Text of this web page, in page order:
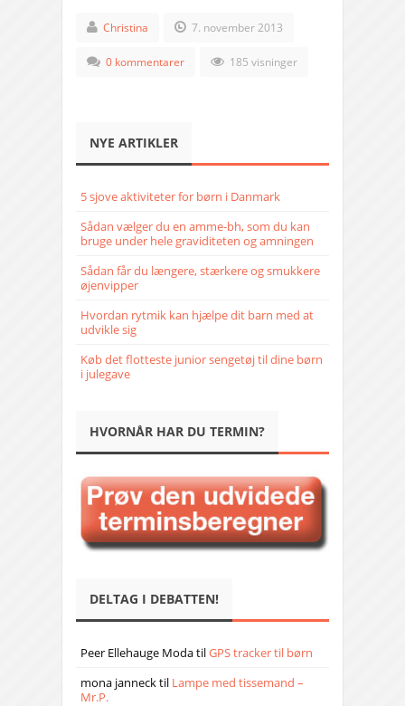
Christina 7. november 2013
0 kommentarer 185 visninger
NYE ARTIKLER
5 sjove aktiviteter for børn i Danmark
Sådan vælger du en amme-bh, som du kan
bruge under hele graviditeten og amningen
Sådan får du længere, stærkere og smukkere
øjenvipper
Hvordan rytmik kan hjælpe dit barn med at
udvikle sig
Køb det flotteste junior sengetøj til dine børn
i julegave
HVORNÅR HAR DU TERMIN?
DELTAG I DEBATTEN!
Peer Ellehauge ModatilGPS tracker til børn
mona jannecktil Lampe med tissemand –
Mr.P.